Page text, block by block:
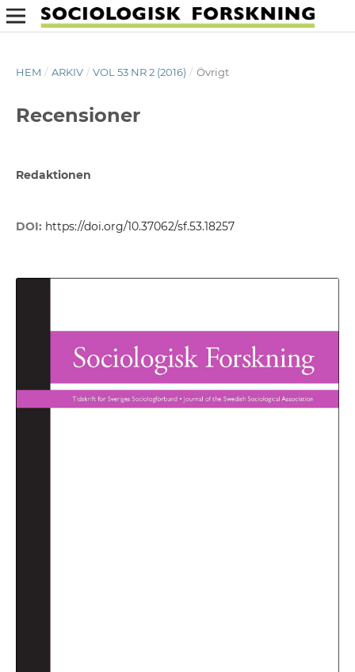
HEM / ARKIV / VOL 53 NR 2 (2016) / Övrigt
Recensioner
Redaktionen
DOI: https://doi.org/10.37062/sf.53.18257